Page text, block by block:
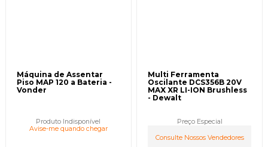
Máquina de Assentar
Piso MAP 120 a Bateria -
Vonder
Produto Indisponível
Avise-me quando chegar
Multi Ferramenta
Oscilante DCS356B 20V
MAX XR LI-ION Brushless
- Dewalt
Preço Especial
Consulte Nossos Vendedores